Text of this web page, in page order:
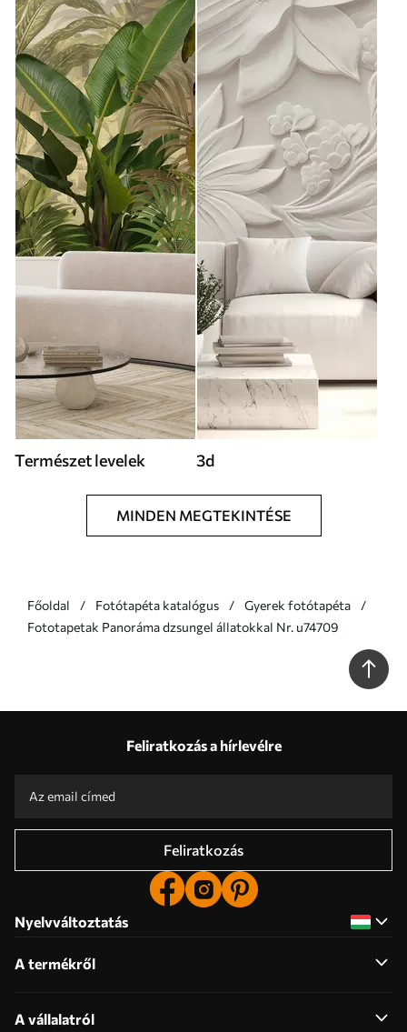
Természet levelek 3d
MINDEN MEGTEKINTÉSE
Főoldal Fotótapéta katalógus
Gyerek fotótapéta
Fototapetak Panoráma dzsungel állatokkal Nr. u74709
Feliratkozás a hírlevélre
Feliratkozás
Nyelvváltoztatás
A termékről
A vállalatról